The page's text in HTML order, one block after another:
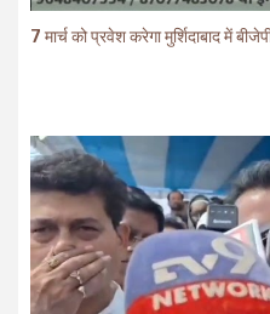
7 मार्च को प्रवेश करेगा मुर्शिदाबाद में